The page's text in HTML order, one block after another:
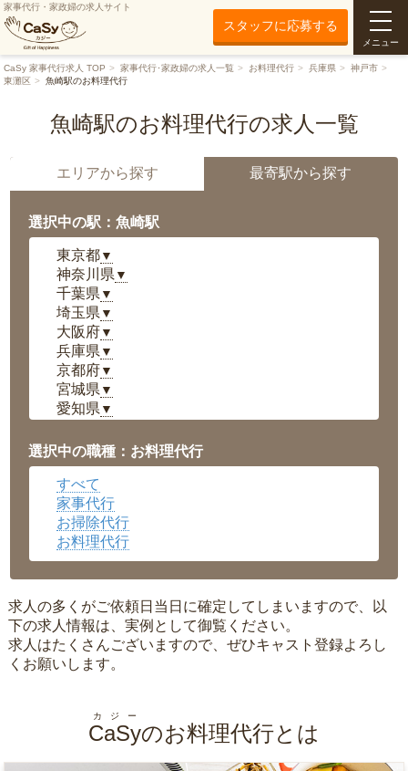
家事代行・家政婦の求人サイト
スタッフに応募する
メニュー
CaSy 家事代行求人 TOP 家事代行･家政婦の求人一覧 お料理代行 兵庫県
神戸市
東灘区
魚崎駅のお料理代行
魚崎駅のお料理代行の求人一覧
エリアから探す 最寄駅から探す
選択中の駅：魚崎駅
東京都▼
神奈川県 ▼
千葉県 ▼
埼玉県 ▼
大阪府▼
兵庫県 ▼
京都府▼
宮城県 ▼
愛知県 ▼
岡山県▼
広島県▼
沖縄県
選択中の職種：お料理代行
すべて
家事代行
お掃除代行
お料理代行
求人の多くがご依頼日当日に確定してしまいますので、以
下の求人情報は、実例として御覧ください。
求人はたくさんございますので、ぜひキャスト登録よろし
くお願いします。
CaSy
カジー
のお料理代行とは